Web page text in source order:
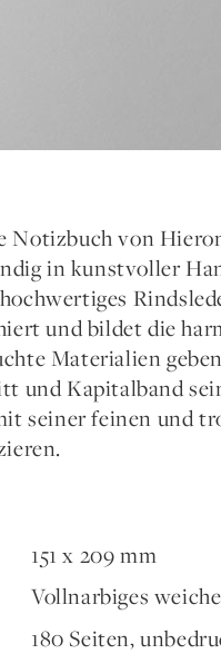
Notizbuch von
in kunstvoller
und bildet die
Materialien
und Kapitalband
seiner feinen und
151 x 209 mm
Vollnarbiges
180 Seiten,